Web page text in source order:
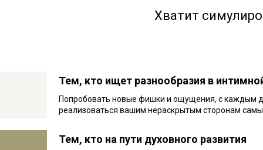
Хватит
Тем, кто ищет разнообразия в
Попробовать новые фишки и ощущения, с каждым
реализоваться вашим нераскрытым сторонам
Тем, кто на пути духовного развития